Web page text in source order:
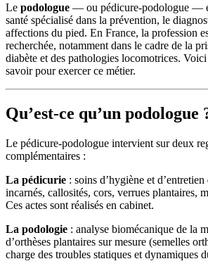
Le podologue — ou pédicure-podologue —
santé spécialisé dans la prévention, le
affections du pied. En France, la profession
recherchée, notamment dans le cadre de la
diabète et des pathologies locomotrices.
savoir pour exercer ce métier.
Qu’est-ce qu’un podologue
Le pédicure-podologue intervient sur deux
complémentaires :
La pédicurie : soins d’hygiène et
incarnés, callosités, cors, verrues plantaires,
Ces actes sont réalisés en cabinet.
La podologie : analyse biomécanique de la
d’orthèses plantaires sur mesure (semelles
charge des troubles statiques et dynamiques